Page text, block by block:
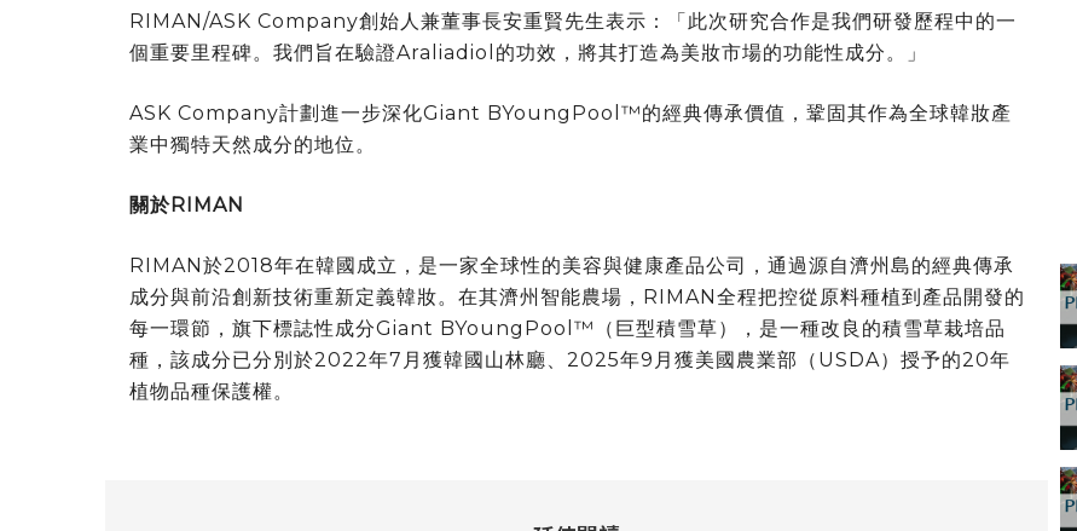
RIMAN/ASK Company創始人兼董事長安重賢先生表示：「此次研究合作是我們研發歷程中的一
個重要里程碑。我們旨在驗證Araliadiol的功效，將其打造為美妝市場的功能性成分。」
ASK Company計劃進一步深化Giant BYoungPool™的經典傳承價值，鞏固其作為全球韓妝產
業中獨特天然成分的地位。
關於RIMAN
RIMAN於2018年在韓國成立，是一家全球性的美容與健康產品公司，通過源自濟州島的經典傳承
成分與前沿創新技術重新定義韓妝。在其濟州智能農場，RIMAN全程把控從原料種植到產品開發的
每一環節，旗下標誌性成分Giant BYoungPool™（巨型積雪草），是一種改良的積雪草栽培品
種，該成分已分別於2022年7月獲韓國山林廳、2025年9月獲美國農業部（USDA）授予的20年
植物品種保護權。